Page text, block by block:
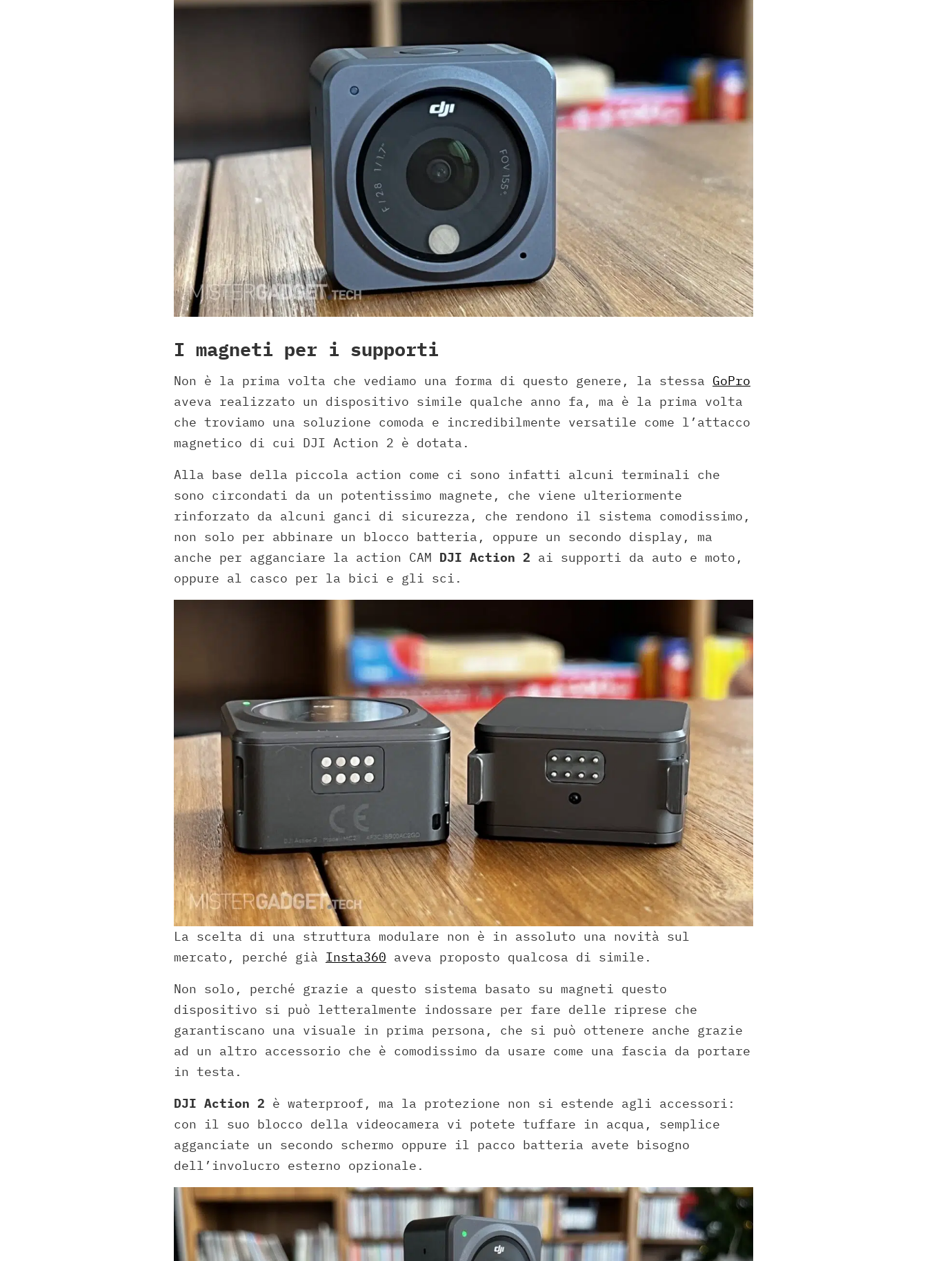
I magneti per i supporti
Non è la prima volta che vediamo una forma di questo genere, la stessa GoPro
aveva realizzato un dispositivo simile qualche anno fa, ma è la prima volta
che troviamo una soluzione comoda e incredibilmente versatile come l’attacco
magnetico di cui DJI Action 2 è dotata.
Alla base della piccola action come ci sono infatti alcuni terminali che
sono circondati da un potentissimo magnete, che viene ulteriormente
rinforzato da alcuni ganci di sicurezza, che rendono il sistema comodissimo,
non solo per abbinare un blocco batteria, oppure un secondo display, ma
anche per agganciare la action CAM DJI Action 2 ai supporti da auto e moto,
oppure al casco per la bici e gli sci.
La scelta di una struttura modulare non è in assoluto una novità sul
mercato, perché già Insta360 aveva proposto qualcosa di simile.
Non solo, perché grazie a questo sistema basato su magneti questo
dispositivo si può letteralmente indossare per fare delle riprese che
garantiscano una visuale in prima persona, che si può ottenere anche grazie
ad un altro accessorio che è comodissimo da usare come una fascia da portare
in testa.
DJI Action 2 è waterproof, ma la protezione non si estende agli accessori:
con il suo blocco della videocamera vi potete tuffare in acqua, semplice
agganciate un secondo schermo oppure il pacco batteria avete bisogno
dell’involucro esterno opzionale.